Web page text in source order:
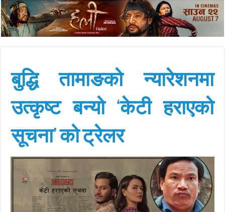
बुद्धि तामाङको न्यारेशनमा
उत्कृष्ट बन्यो ‘केटी हराएको
सूचना’ को ट्रेलर